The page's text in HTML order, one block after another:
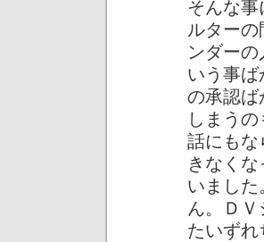
そんな
ルター
ンダー
いう事
の承認ば
しまう
話にもな
きなく
いまし
ん。Ｄ
たいず